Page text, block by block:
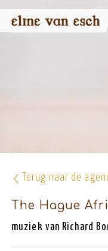
Terug naar de
The Hague
muziek van Richard